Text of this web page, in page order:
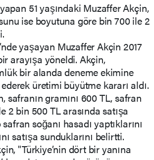
51 yaşındaki Muzaffer Akçin,
ise boyutuna göre bin 700 ile 2
yaşayan Muzaffer Akçin 2017
arayışa yöneldi. Akçin,
bir alanda deneme ekimine
üretimi büyütme kararı aldı.
safranın gramını 600 TL, safran
2 bin 500 TL arasında satışa
soğanı hasadı yaptıklarını
satışa sunduklarını belirtti.
"Türkiye’nin dört bir yanına